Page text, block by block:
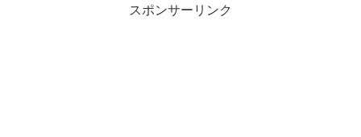
スポンサーリンク